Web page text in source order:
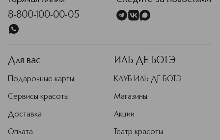
свою уникальность, придать сияние
и новые краски каждому дню.
8-800-100-00-05
Для вас
Подарочные карты
Сервисы красоты
Доставка
Оплата
ИЛЬ ДЕ БОТЭ
КЛУБ ИЛЬ ДЕ БОТЭ
Магазины
Акции
Театр красоты